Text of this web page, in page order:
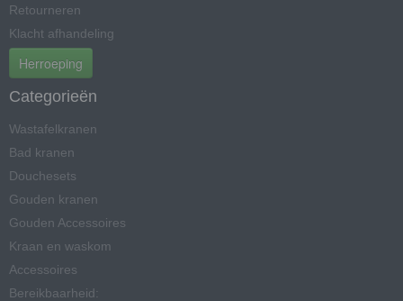
Retourneren
Klacht afhandeling
Herroeping
Categorieën
Wastafelkranen
Bad kranen
Douchesets
Gouden kranen
Gouden Accessoires
Kraan en waskom
Accessoires
Bereikbaarheid: